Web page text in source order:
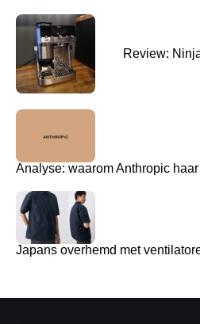
Review:
Analyse: waarom Anthropic
Japans overhemd met